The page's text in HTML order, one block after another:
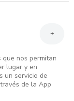
+
que nos permitan
lugar y en
un servicio de
de la App